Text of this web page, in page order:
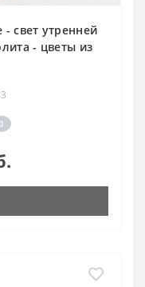
- свет утренней
- цветы из